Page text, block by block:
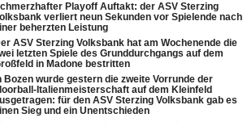
Playoff Auftakt: der ASV Sterzing
verliert neun Sekunden vor Spielende nach
beherzten Leistung
ASV Sterzing Volksbank hat am Wochenende die
letzten Spiele des Grunddurchgangs auf dem
in Madone bestritten
Bozen wurde gestern die zweite Vorrunde der
Italienmeisterschaft auf dem Kleinfeld
für den ASV Sterzing Volksbank gab es
Sieg und ein Unentschieden